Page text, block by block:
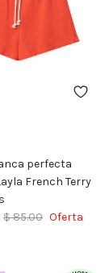
perfecta
French Terry
Precio normal
$ 85.00 Oferta